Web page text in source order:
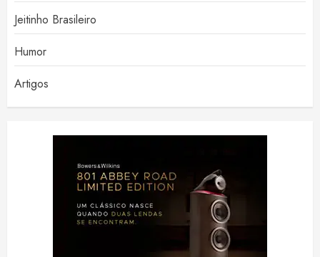
Jeitinho Brasileiro
Humor
Artigos